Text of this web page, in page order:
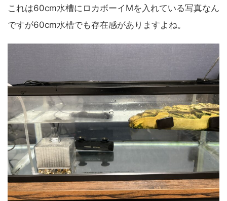
これは60cm水槽にロカボーイMを入れている写真なん
ですが60cm水槽でも存在感がありますよね。